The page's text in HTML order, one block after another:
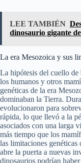
LEE TAMBIÉN
dinosaurio gigante
La era Mesozoica y sus
La hipótesis del cuello
los humanos y otros
genéticas de la era
dominaban la Tierra.
evolucionaron para
rápida, lo que llevó a la
asociados con una larga
más tiempo que los
las limitaciones genéticas
abre la puerta a nuevas
dinosaurios podrían